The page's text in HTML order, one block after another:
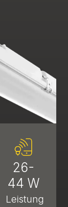
26-
44 W
Leistung